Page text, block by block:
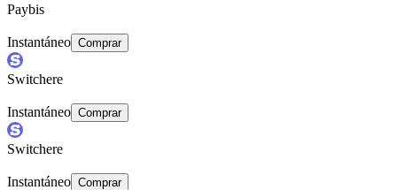
Paybis
Instantáneo Comprar
Switchere
Instantáneo Comprar
Switchere
Instantáneo Comprar